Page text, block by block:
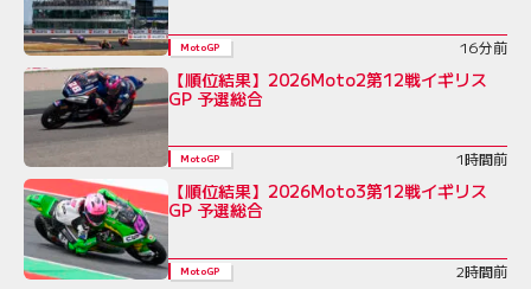
MotoGP 16分前
【順位結果】2026Moto2第12戦イギリス
GP 予選総合
MotoGP 1時間前
【順位結果】2026Moto3第12戦イギリス
GP 予選総合
MotoGP 2時間前